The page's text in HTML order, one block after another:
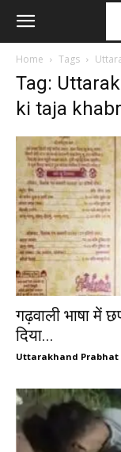
Home Tags
Tag:
ki taja
गढ़वाली भाषा में
दिया...
Uttarakhand Prabhat